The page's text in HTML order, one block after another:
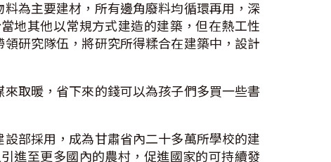
為主要建材，所有邊角廢料均循環再用，深
地其他以常規方式建造的建築，但在熱工性
研究隊伍，將研究所得糅合在建築中，設計
取暖，省下來的錢可以為孩子們多買一些書
部採用，成為甘肅省內二十多萬所學校的建
進至更多國內的農村，促進國家的可持續發